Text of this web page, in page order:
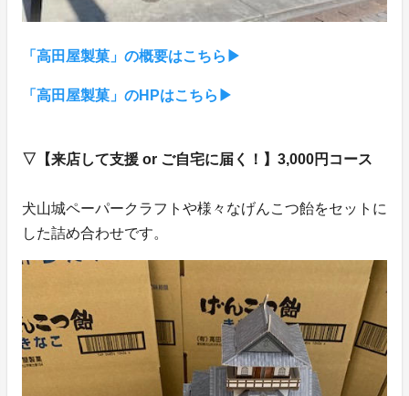
「高田屋製菓」の概要はこちら▶︎
「高田屋製菓」のHPはこちら▶︎
▽【来店して支援 or ご自宅に届く！】3,000円コース
犬山城ペーパークラフトや様々なげんこつ飴をセットに
した詰め合わせです。